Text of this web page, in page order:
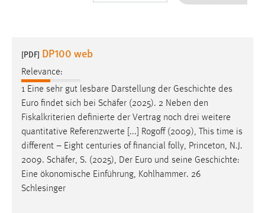
[PDF] DP100 web
Relevance:
1 Eine sehr gut lesbare Darstellung der Geschichte des
Euro findet sich bei Schäfer (2025). 2 Neben den
Fiskalkriterien definierte der Vertrag noch drei weitere
quantitative Referenzwerte [...] Rogoff (2009), This time is
different – Eight centuries of financial folly, Princeton, N.J.
2009. Schäfer, S. (2025), Der Euro und seine Geschichte:
Eine ökonomische Einführung, Kohlhammer. 26
Schlesinger